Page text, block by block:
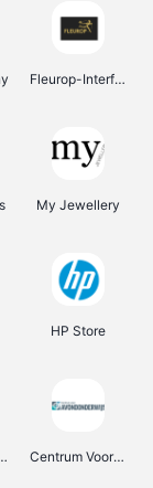
Fleurop-Interflora
My Jewellery
HP Store
Sleeper Centrum Voor Avondonderwijs